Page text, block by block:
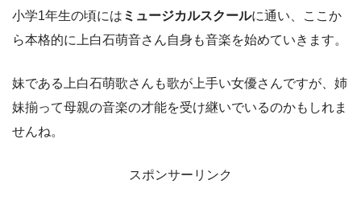
小学1年生の頃には ミュージカルスクールに通い、ここか
ら本格的に上白石萌音さん自身も音楽を始めていきます。
妹である上白石萌歌さんも歌が上手い女優さんですが、姉
妹揃って母親の音楽の才能を受け継いでいるのかもしれま
せんね。
スポンサーリンク